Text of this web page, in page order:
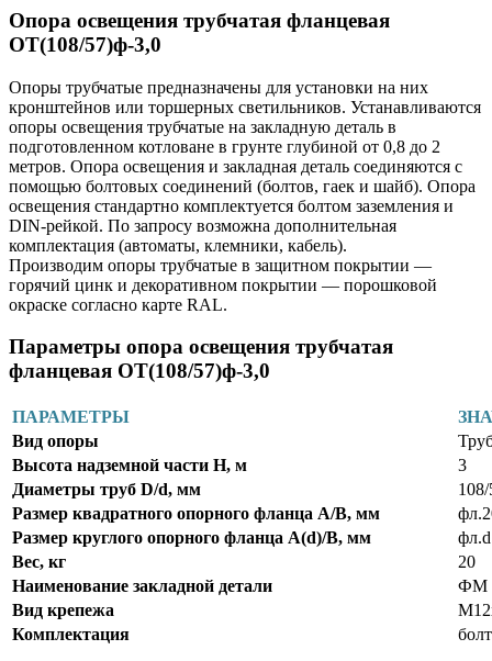
Опора освещения трубчатая фланцевая
ОТ(108/57)ф-3,0
Опоры трубчатые предназначены для установки на них
кронштейнов или торшерных светильников. Устанавливаются
опоры освещения трубчатые на закладную деталь в
подготовленном котловане в грунте глубиной от 0,8 до 2
метров. Опора освещения и закладная деталь соединяются с
помощью болтовых соединений (болтов, гаек и шайб). Опора
освещения стандартно комплектуется болтом заземления и
DIN-рейкой. По запросу возможна дополнительная
комплектация (автоматы, клемники, кабель).
Производим опоры трубчатые в защитном покрытии —
горячий цинк и декоративном покрытии — порошковой
окраске согласно карте RAL.
Параметры опора освещения трубчатая
фланцевая ОТ(108/57)ф-3,0
ПАРАМЕТРЫ
Вид опоры
Высота надземной части Н, м
3
Диаметры труб D/d, мм
Размер квадратного опорного фланца А/В, мм
Размер круглого опорного фланца А(d)/В, мм
Вес, кг
20
Наименование закладной детали
ФМ
Вид крепежа
Комплектация